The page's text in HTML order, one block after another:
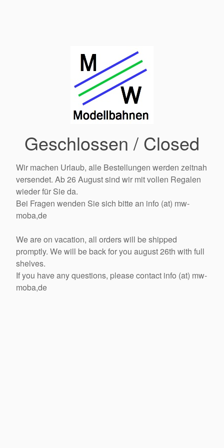
Geschlossen / Closed
Wir machen Urlaub, alle Bestellungen werden zeitnah
versendet. Ab 26 August sind wir mit vollen Regalen
wieder für Sie da.
Bei Fragen wenden Sie sich bitte an info (at) mw-
moba,de
We are on vacation, all orders will be shipped
promptly. We will be back for you august 26th with full
shelves.
If you have any questions, please contact info (at) mw-
moba,de